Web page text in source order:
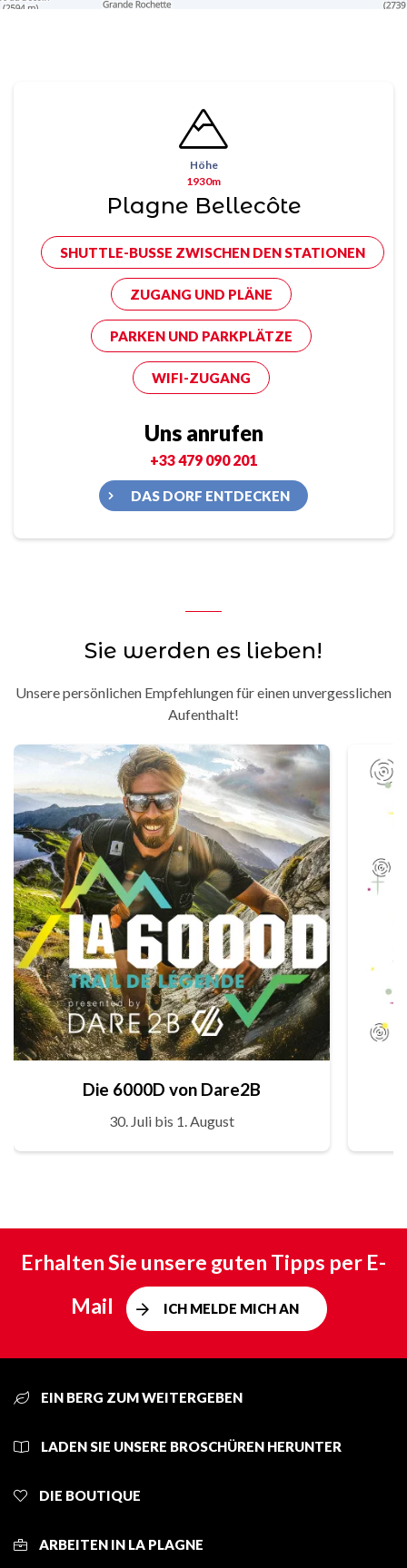
Höhe
1930m
Plagne Bellecôte
SHUTTLE-BUSSE ZWISCHEN DEN STATIONEN
ZUGANG UND PLÄNE
PARKEN UND PARKPLÄTZE
WIFI-ZUGANG
Uns anrufen
+33 479 090 201
DAS DORF ENTDECKEN
Sie werden es lieben!
Unsere persönlichen Empfehlungen für einen unvergesslichen
Aufenthalt!
Die 6000D von Dare2B
30. Juli bis 1. August
Erhalten Sie unsere guten Tipps per E-
Mail
ICH MELDE MICH AN
EIN BERG ZUM WEITERGEBEN
LADEN SIE UNSERE BROSCHÜREN HERUNTER
DIE BOUTIQUE
ARBEITEN IN LA PLAGNE